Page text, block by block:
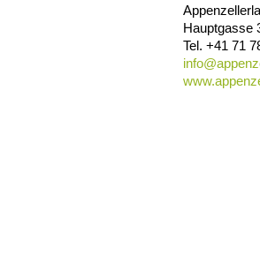
Hauptgasse
Tel. +41 71
info@